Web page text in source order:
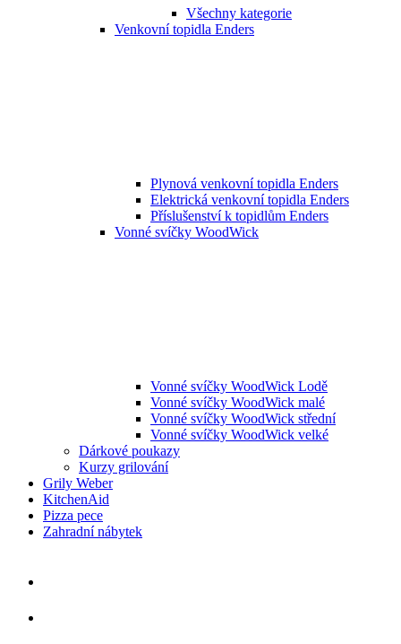
Všechny kategorie
Venkovní topidla Enders
Plynová venkovní topidla Enders
Elektrická venkovní topidla Enders
Příslušenství k topidlům Enders
Vonné svíčky WoodWick
Vonné svíčky WoodWick Lodě
Vonné svíčky WoodWick malé
Vonné svíčky WoodWick střední
Vonné svíčky WoodWick velké
Dárkové poukazy
Kurzy grilování
Grily Weber
KitchenAid
Pizza pece
Zahradní nábytek